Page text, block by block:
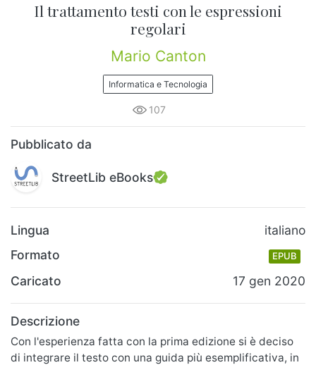
Il trattamento testi con le espressioni
regolari
Mario Canton
Informatica e Tecnologia
107
Pubblicato da
StreetLib eBooks
Lingua
italiano
Formato
EPUB
Caricato 17 gen 2020
Descrizione
Con l'esperienza fatta con la prima edizione si è deciso
di integrare il testo con una guida più esemplificativa, in